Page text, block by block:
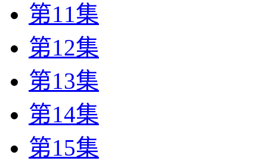
第11集
第12集
第13集
第14集
第15集